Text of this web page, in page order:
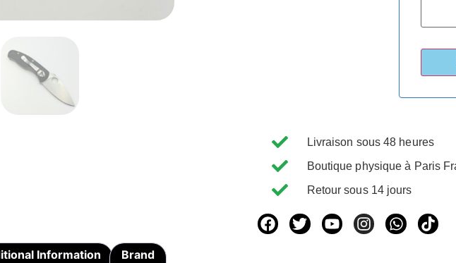
Livraison sous 48 heures
Boutique physique à Paris
Retour sous 14 jours
Information Brand